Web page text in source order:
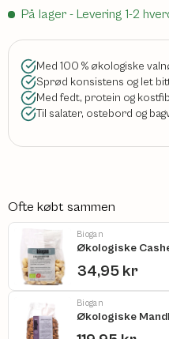
På lager - Levering 1-2
Med 100 % økologiske
Sprød konsistens og let
Med fedt, protein og
Til salater, ostebord og
Ofte købt sammen
Biogan
Økologiske
34,95 kr
Biogan
Økologiske